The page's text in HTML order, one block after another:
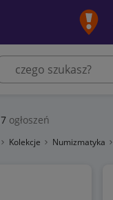
7 ogłoszeń
Kolekcje Numizmatyka